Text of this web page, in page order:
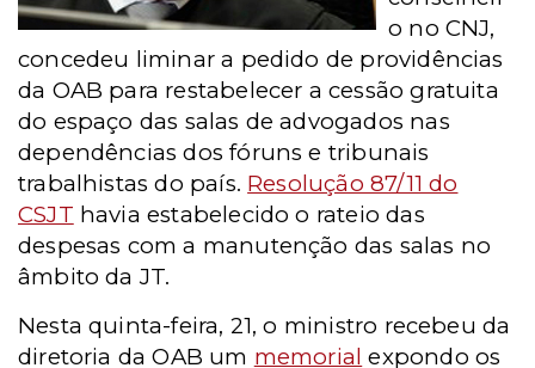
o no CNJ,
concedeu liminar a pedido de providências
da OAB para restabelecer a cessão gratuita
do espaço das salas de advogados nas
dependências dos fóruns e tribunais
trabalhistas do país. Resolução 87/11 do
CSJT havia estabelecido o rateio das
despesas com a manutenção das salas no
âmbito da JT.
Nesta quinta-feira, 21, o ministro recebeu da
diretoria da OAB um memorial expondo os